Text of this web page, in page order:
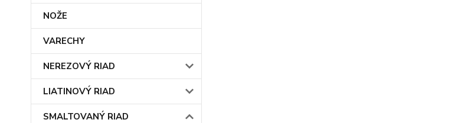
NOŽE
VARECHY
NEREZOVÝ RIAD
LIATINOVÝ RIAD
SMALTOVANÝ RIAD